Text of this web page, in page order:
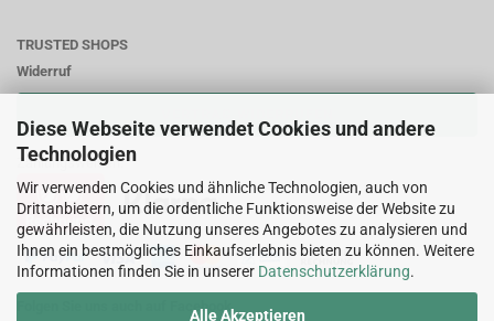
Diese Webseite verwendet Cookies und andere
Technologien
Wir verwenden Cookies und ähnliche Technologien, auch von
Drittanbietern, um die ordentliche Funktionsweise der Website zu
gewährleisten, die Nutzung unseres Angebotes zu analysieren und
Ihnen ein bestmögliches Einkaufserlebnis bieten zu können. Weitere
Informationen finden Sie in unserer Datenschutzerklärung.
Alle Akzeptieren
TRUSTED SHOPS
Widerruf
Zahlungsweisen:
Folgen Sie uns auch auf Facebook